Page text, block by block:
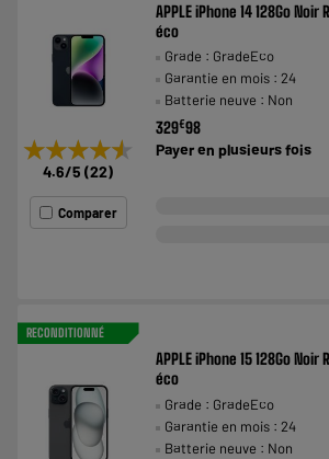
★★★★★
★★★★★
4.6/5 (22)
Comparer
APPLE iPhone 14 128Go
éco
Grade : GradeEco
Garantie en mois : 24
Batterie neuve : Non
329€98
Payer en plusieurs fois
RECONDITIONNÉ
APPLE iPhone 15 128Go
éco
Grade : GradeEco
Garantie en mois : 24
Batterie neuve : Non